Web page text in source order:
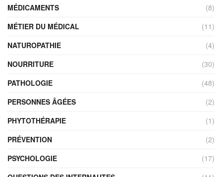
MÉDICAMENTS
(8)
MÉTIER DU MÉDICAL
(11)
NATUROPATHIE
(4)
NOURRITURE
(30)
PATHOLOGIE
(48)
PERSONNES ÂGÉES
(2)
PHYTOTHÉRAPIE
(1)
PRÉVENTION
(2)
PSYCHOLOGIE
(17)